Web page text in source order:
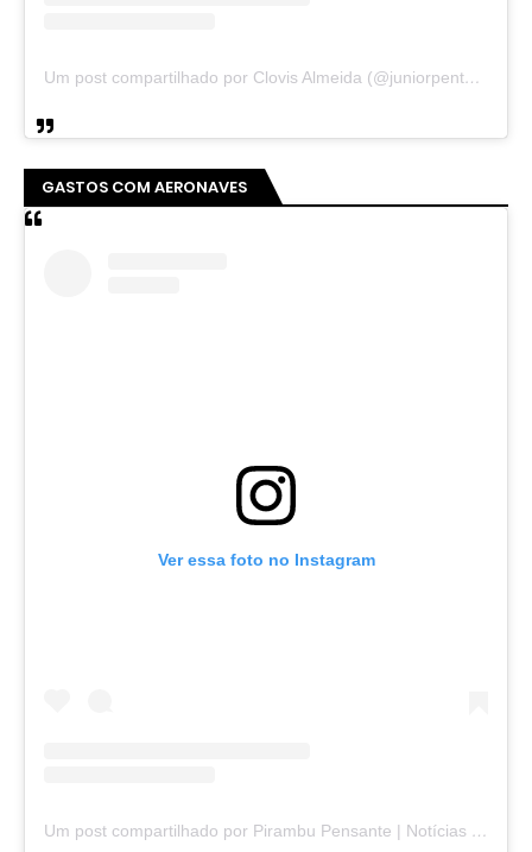
Um post compartilhado por Clovis Almeida (@juniorpentecoste01)
GASTOS COM AERONAVES
Ver essa foto no Instagram
Um post compartilhado por Pirambu Pensante | Notícias & Entretenimento (@pirambupensante)